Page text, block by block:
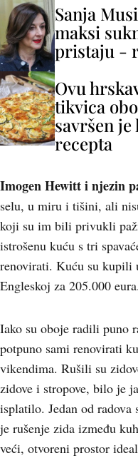
Sanja
maksi
pristaju -
Ovu
tikvica
savršen
recepta
Imogen Hewitt i njezin
selu, u miru i tišini, ali
koji su im bili privukli
istrošenu kuću s tri
renovirati. Kuću su kupili
Engleskoj za 205.000 eura.
Iako su oboje radili puno
potpuno sami renovirati
vikendima. Rušili su
zidove i stropove, bilo je
isplatilo. Jedan od
je rušenje zida između
veći, otvoreni prostor